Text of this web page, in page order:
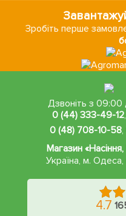
Зробіть перше
Дзвоніть з 09:00
0 (44) 333-49-12,
0 (48) 708-10-58,
Магазин
Україна, м. Одеса,
4.7